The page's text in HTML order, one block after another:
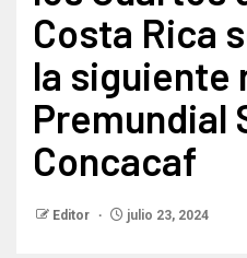
Costa Rica
la siguiente
Premundial
Concacaf
Editor julio 23, 2024